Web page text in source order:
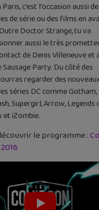
c’est l’occasion aussi
de série ou des films en
Doctor Strange, tu va
aussi le très
de Denis Villeneuve et
Sausage Party. Du côté des
regarder des
séries DC comme Gotham,
Supergirl, Arrow, Legends
iZombie.
le programme :